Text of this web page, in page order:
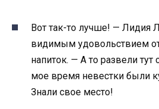
Вот так-то лучше! — Лидия
видимым удовольствием
напиток. — А то развели тут
мое время невестки были
Знали свое место!